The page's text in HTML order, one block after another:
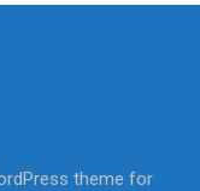
theme for